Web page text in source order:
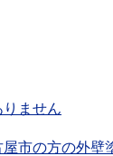
ません
市の方の外壁